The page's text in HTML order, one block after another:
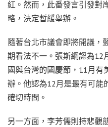
紅。然而，此番發言引發對
略，決定暫緩舉辦。
隨著台北市議會即將開議，
期看法不一。張斯綱認為12
國與台灣的國慶節，11月有
辦。他認為12月是最有可能
確切時間。
另一方面，李芳儒則持悲觀